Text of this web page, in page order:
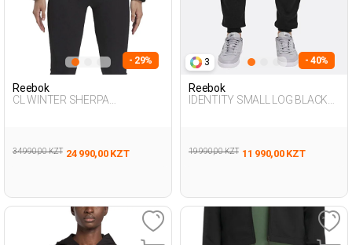
- 29%
Reebok
CL WINTER SHERPA
34 990,00 KZT 24 990,00 KZT
3 - 40%
Reebok
IDENTITY SMALL LOG BLACK
19 990,00 KZT 11 990,00 KZT